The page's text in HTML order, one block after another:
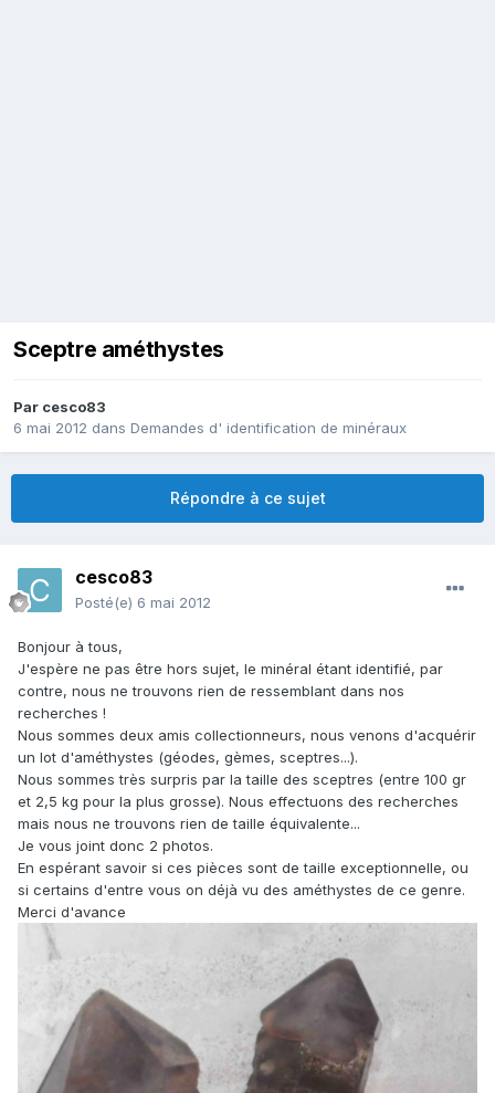
Sceptre améthystes
Par cesco83
6 mai 2012 dans Demandes d' identification de minéraux
Répondre à ce sujet
cesco83
Posté(e) 6 mai 2012
Bonjour à tous,
J'espère ne pas être hors sujet, le minéral étant identifié, par
contre, nous ne trouvons rien de ressemblant dans nos
recherches !
Nous sommes deux amis collectionneurs, nous venons d'acquérir
un lot d'améthystes (géodes, gèmes, sceptres...).
Nous sommes très surpris par la taille des sceptres (entre 100 gr
et 2,5 kg pour la plus grosse). Nous effectuons des recherches
mais nous ne trouvons rien de taille équivalente...
Je vous joint donc 2 photos.
En espérant savoir si ces pièces sont de taille exceptionnelle, ou
si certains d'entre vous on déjà vu des améthystes de ce genre.
Merci d'avance